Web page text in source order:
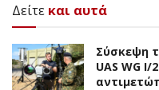
Δείτε και αυτά
Σύσκεψη
UAS WG I/